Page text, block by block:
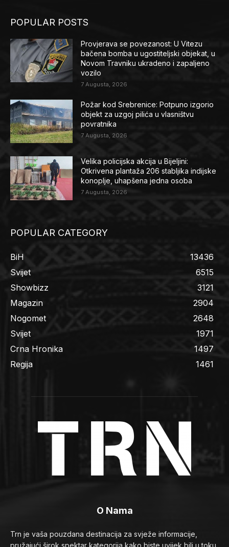
POPULAR POSTS
Provjerava se povezanost: U Vitezu
bačena bomba u ugostiteljski objekat, u
Novom Travniku ukradeno i zapaljeno
vozilo
7 Augusta, 2026
Požar kod Srebrenice: Potpuno izgorio
objekt za uzgoj pilića u vlasništvu
povratnika
7 Augusta, 2026
Velika policijska akcija u Bijeljini:
Otkrivena plantaža 206 stabljika indijske
konoplje, uhapšena jedna osoba
7 Augusta, 2026
POPULAR CATEGORY
BiH
13436
Svijet
6515
Showbizz
3121
Magazin
2904
Nogomet
2648
Svijet
1971
Crna Hronika
1497
Regija
1461
O Nama
Trn je vaša pouzdana destinacija za svježe informacije,
pružajući širok spektar kategorija kako biste uvijek bili u toku